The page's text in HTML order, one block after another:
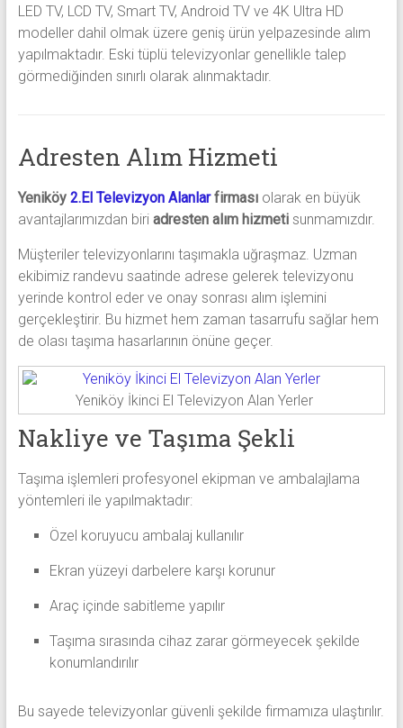
LED TV, LCD TV, Smart TV, Android TV ve 4K Ultra HD
modeller dahil olmak üzere geniş ürün yelpazesinde alım
yapılmaktadır. Eski tüplü televizyonlar genellikle talep
görmediğinden sınırlı olarak alınmaktadır.
Adresten Alım Hizmeti
Yeniköy 2.El Televizyon Alanlarfirmasıolarak en büyük
avantajlarımızdan biri adresten alım hizmetisunmamızdır.
Müşteriler televizyonlarını taşımakla uğraşmaz. Uzman
ekibimiz randevu saatinde adrese gelerek televizyonu
yerinde kontrol eder ve onay sonrası alım işlemini
gerçekleştirir. Bu hizmet hem zaman tasarrufu sağlar hem
de olası taşıma hasarlarının önüne geçer.
Yeniköy İkinci El Televizyon Alan Yerler
Nakliye ve Taşıma Şekli
Taşıma işlemleri profesyonel ekipman ve ambalajlama
yöntemleri ile yapılmaktadır:
Özel koruyucu ambalaj kullanılır
Ekran yüzeyi darbelere karşı korunur
Araç içinde sabitleme yapılır
Taşıma sırasında cihaz zarar görmeyecek şekilde
konumlandırılır
Bu sayede televizyonlar güvenli şekilde firmamıza ulaştırılır.